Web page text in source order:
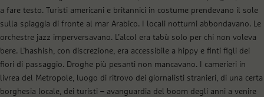
a fare testo. Turisti americani e britannici in costume prendevano il sole
sulla spiaggia di fronte al mar Arabico. I locali notturni abbondavano. Le
orchestre jazz imperversavano. L’alcol era tabù solo per chi non voleva
bere. L’hashish, con discrezione, era accessibile a hippy e finti figli dei
fiori di passaggio. Droghe più pesanti non mancavano. I camerieri in
livrea del Metropole, luogo di ritrovo dei giornalisti stranieri, di una certa
borghesia locale, dei turisti – avanguardia del boom degli anni a venire